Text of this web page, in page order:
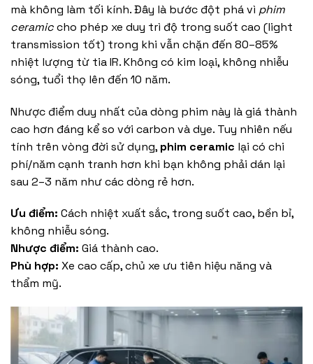
mà không làm tối kính. Đây là bước đột phá vì phim
ceramiccho phép xe duy trì độ trong suốt cao (light
transmission tốt) trong khi vẫn chặn đến 80–85%
nhiệt lượng từ tia IR. Không có kim loại, không nhiễu
sóng, tuổi thọ lên đến 10 năm.
Nhược điểm duy nhất của dòng phim này là giá thành
cao hơn đáng kể so với carbon và dye. Tuy nhiên nếu
tính trên vòng đời sử dụng, phim ceramic lại có chi
phí/năm cạnh tranh hơn khi bạn không phải dán lại
sau 2–3 năm như các dòng rẻ hơn.
Ưu điểm: Cách nhiệt xuất sắc, trong suốt cao, bền bỉ,
không nhiễu sóng.
Nhược điểm: Giá thành cao.
Phù hợp: Xe cao cấp, chủ xe ưu tiên hiệu năng và
thẩm mỹ.